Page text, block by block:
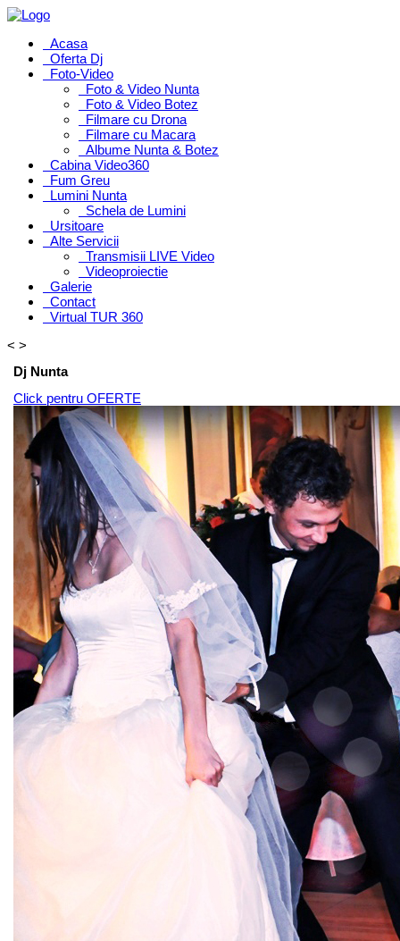
Acasa
Oferta Dj
Foto-Video
Foto & Video Nunta
Foto & Video Botez
Filmare cu Drona
Filmare cu Macara
Albume Nunta & Botez
Cabina Video360
Fum Greu
Lumini Nunta
Schela de Lumini
Ursitoare
Alte Servicii
Transmisii LIVE Video
Videoproiectie
Galerie
Contact
Virtual TUR 360
< >
Dj Nunta
Click pentru OFERTE